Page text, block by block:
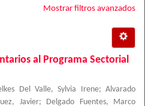
Mostrar filtros avanzados
al Programa Sectorial
Del Valle, Sylvia Irene; Alvarado
Javier;
Delgado Fuentes, Marco